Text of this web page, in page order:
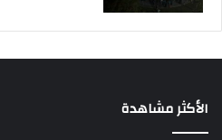
الأكثر مشاهدة